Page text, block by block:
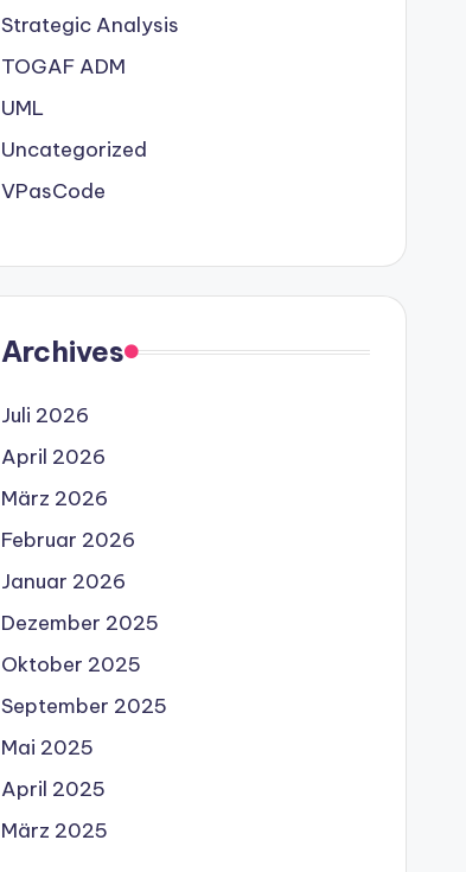
Strategic Analysis
TOGAF ADM
UML
Uncategorized
VPasCode
Archives
Juli 2026
April 2026
März 2026
Februar 2026
Januar 2026
Dezember 2025
Oktober 2025
September 2025
Mai 2025
April 2025
März 2025